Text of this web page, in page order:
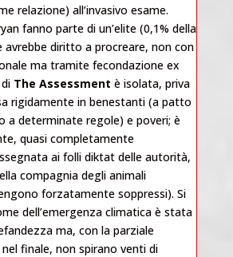
relazione) all’invasivo esame.
fanno parte di un’elite (0,1% della
avrebbe diritto a procreare, non con
ma tramite fecondazione ex
The Assessment è isolata, priva
rigidamente in benestanti (a patto
a determinate regole) e poveri; è
quasi completamente
ai folli diktat delle autorità,
compagnia degli animali
forzatamente soppressi). Si
dell’emergenza climatica è stata
ma, con la parziale
finale, non spirano venti di